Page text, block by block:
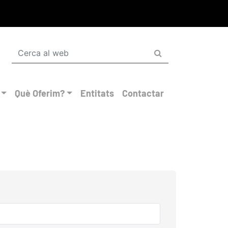
Què Oferim? Entitats Contactar